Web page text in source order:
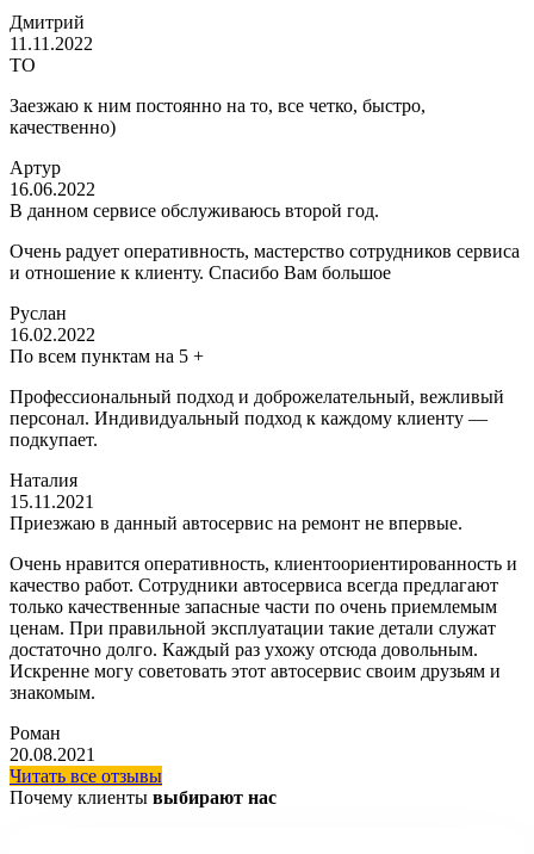
Дмитрий
11.11.2022
ТО
Заезжаю к ним постоянно на то, все четко, быстро,
качественно)
Артур
16.06.2022
В данном сервисе обслуживаюсь второй год.
Очень радует оперативность, мастерство сотрудников сервиса
и отношение к клиенту. Спасибо Вам большое
Руслан
16.02.2022
По всем пунктам на 5 +
Профессиональный подход и доброжелательный, вежливый
персонал. Индивидуальный подход к каждому клиенту —
подкупает.
Наталия
15.11.2021
Приезжаю в данный автосервис на ремонт не впервые.
Очень нравится оперативность, клиентоориентированность и
качество работ. Сотрудники автосервиса всегда предлагают
только качественные запасные части по очень приемлемым
ценам. При правильной эксплуатации такие детали служат
достаточно долго. Каждый раз ухожу отсюда довольным.
Искренне могу советовать этот автосервис своим друзьям и
знакомым.
Роман
20.08.2021
Читать все отзывы
Почему клиенты выбирают нас